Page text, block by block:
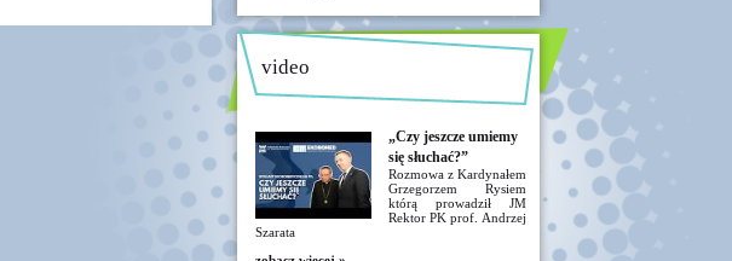
video
„Czy jeszcze umiemy
się słuchać?”
Rozmowa z Kardynałem
Grzegorzem Rysiem
którą prowadził JM
Rektor PK prof. Andrzej
Szarata